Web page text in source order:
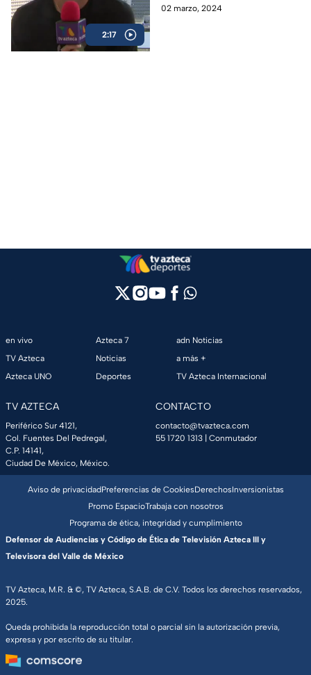
2:17
Azteca Deportes durante su
02 marzo, 2024
en vivo
TV Azteca
Azteca UNO
Azteca 7
Noticias
Deportes
adn Noticias
a más +
TV Azteca Internacional
TV AZTECA
Periférico Sur 4121,
Col. Fuentes Del Pedregal,
C.P. 14141,
Ciudad De México, México.
CONTACTO
contacto@tvazteca.com
55 1720 1313 | Conmutador
TV Azteca, M.R. & ©, TV Azteca, S.A.B. de C.V. Todos los derechos reservados,
2025.
Queda prohibida la reproducción total o parcial sin la autorización previa,
expresa y por escrito de su titular.
Aviso de privacidadPreferencias de CookiesDerechosInversionistas
Promo EspacioTrabaja con nosotros
Programa de ética, integridad y cumplimiento
Defensor de Audiencias y Código de Ética de Televisión Azteca III y
Televisora del Valle de México